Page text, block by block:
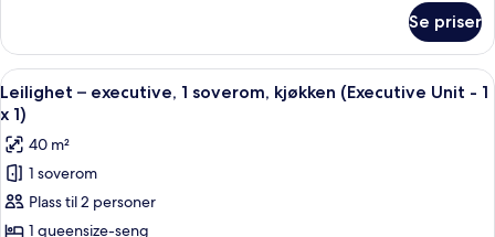
kjøkken
(Deluxe
Unit
-
2
x
1)
–
deluxe,
2
soverom,
ikke-
røyk,
kjøkken
(Deluxe
Unit
-
Se priser
Åpne
alle
bildene
av
Leilighet
–
Sengetøy av topp kvalitet, safe på
8
Leilighet – executive, 1 soverom, kjøkken (Executive Unit - 1
x 1)
40 m²
1 soverom
Plass til 2 personer
1 queensize-seng